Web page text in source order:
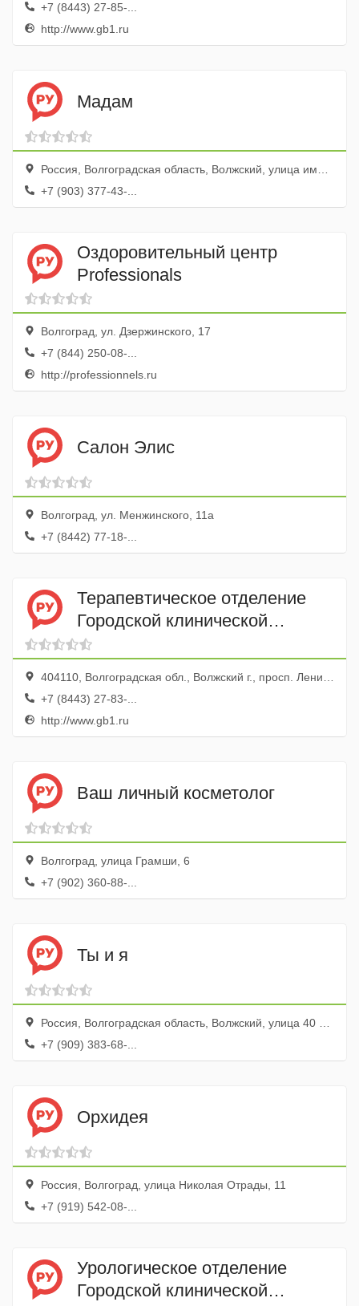
+7 (8443) 27-85-...
http://www.gb1.ru
Мадам
Россия, Волгоградская область, Волжский, улица имени Генерала Карбышева, 48
+7 (903) 377-43-...
Оздоровительный центр
Professionals
Волгоград, ул. Дзержинского, 17
+7 (844) 250-08-...
http://professionnels.ru
Салон Элис
Волгоград, ул. Менжинского, 11а
+7 (8442) 77-18-...
Терапевтическое отделение
Городской клинической
больницы № 1
404110, Волгоградская обл., Волжский г., просп. Ленина, 137
+7 (8443) 27-83-...
http://www.gb1.ru
Ваш личный косметолог
Волгоград, улица Грамши, 6
+7 (902) 360-88-...
Ты и я
Россия, Волгоградская область, Волжский, улица 40 лет Победы, 21
+7 (909) 383-68-...
Орхидея
Россия, Волгоград, улица Николая Отрады, 11
+7 (919) 542-08-...
Урологическое отделение
Городской клинической